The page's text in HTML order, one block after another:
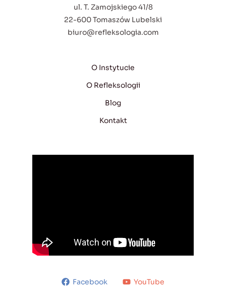
ul. T. Zamojskiego 41/8
22-600 Tomaszów Lubelski
biuro@refleksologia.com
O Instytucie
O Refleksologii
Blog
Kontakt
Facebook YouTube